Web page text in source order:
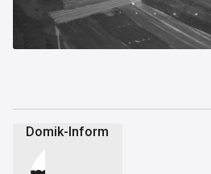
Domik-Inform